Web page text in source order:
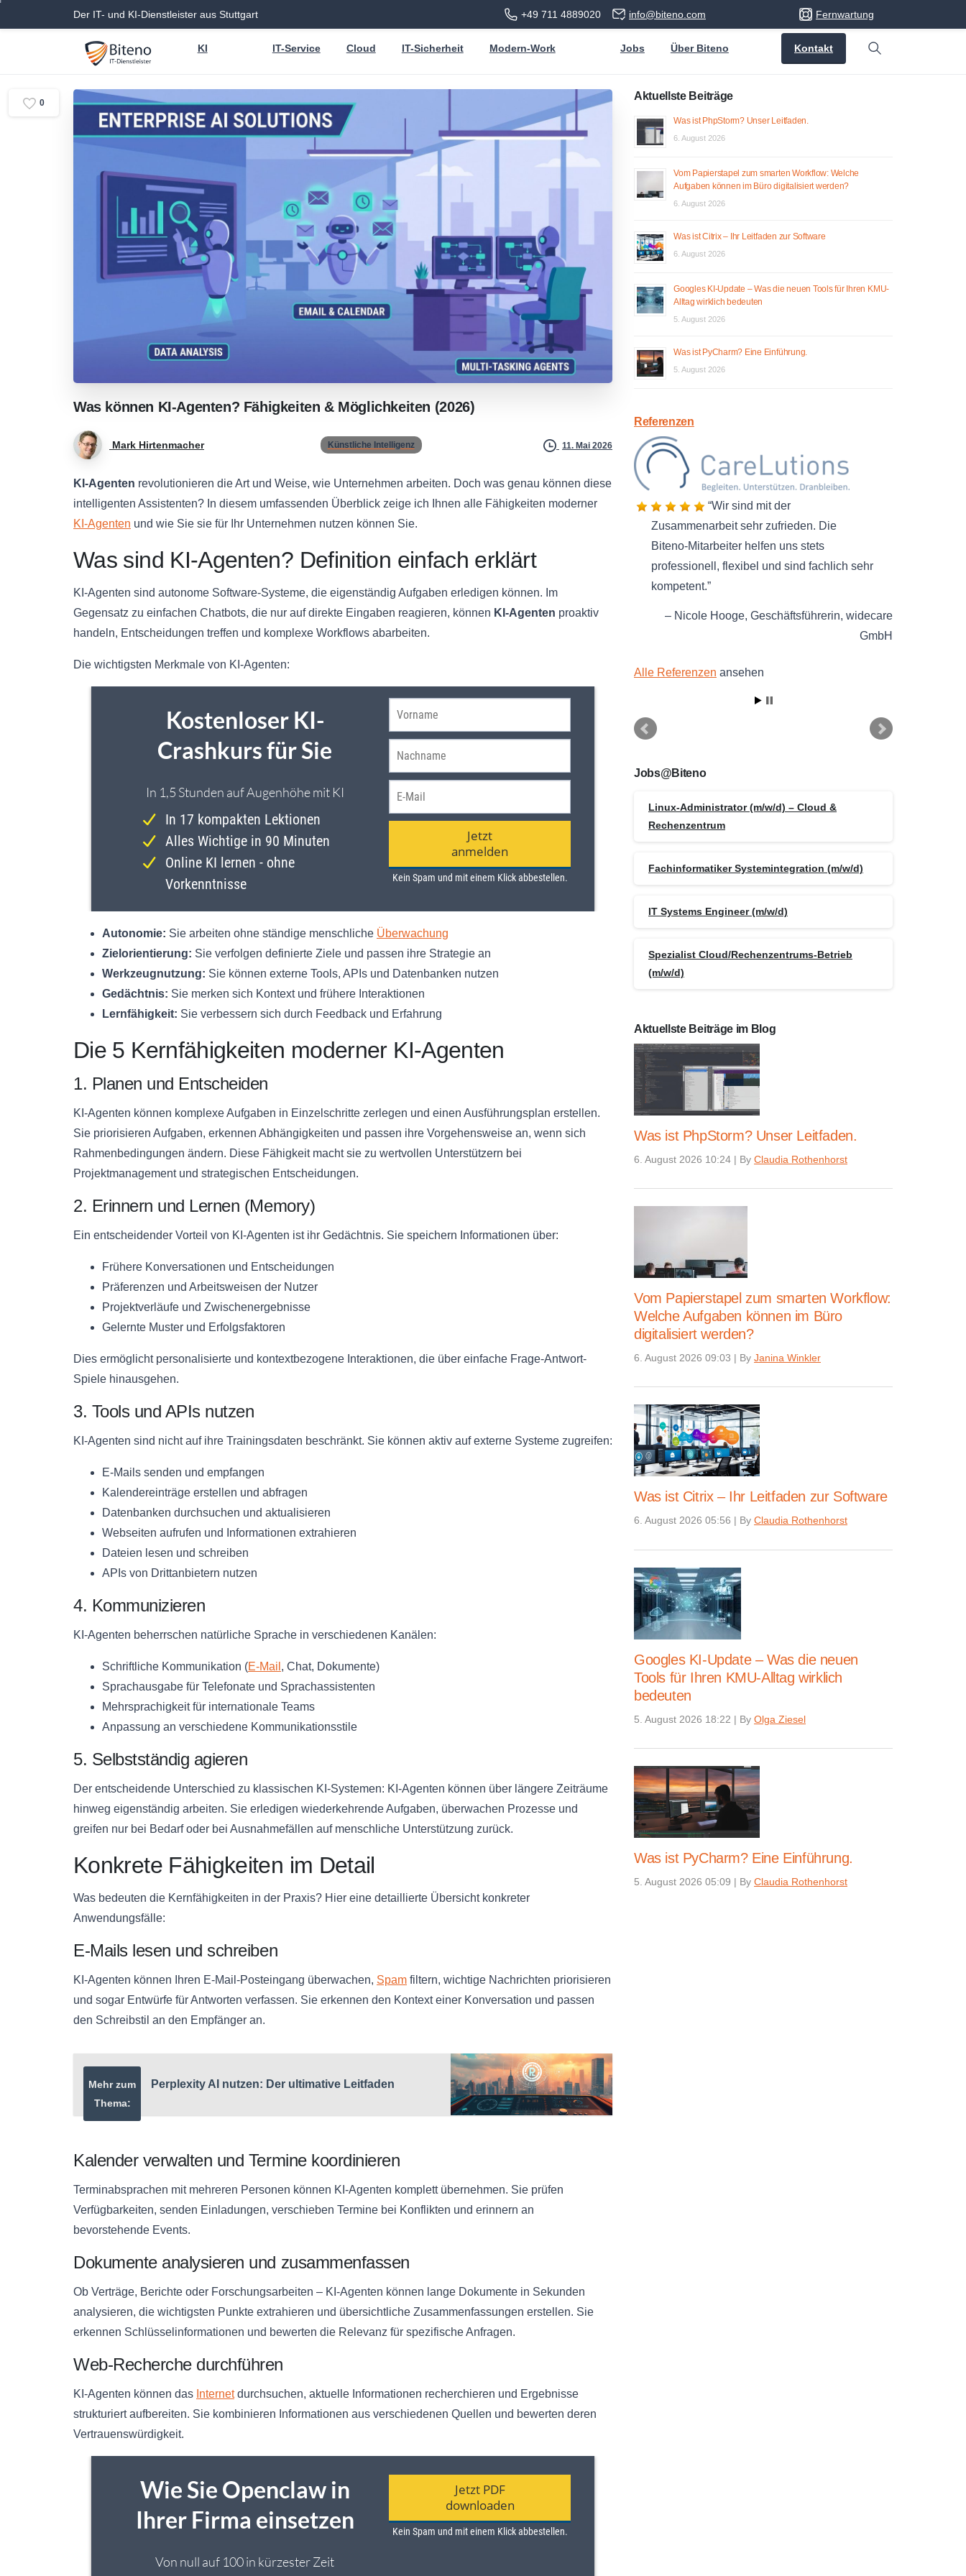
Der IT- und KI-Dienstleister aus Stuttgart +49 711 4889020 info@biteno.com Fernwartung
KI IT-Service Cloud IT-Sicherheit Modern-Work Jobs Über Biteno Kontakt
Search
Was können KI-Agenten? Fähigkeiten & Möglichkeiten (2026)
Mark Hirtenmacher Künstliche Intelligenz 11. Mai 2026
KI-Agenten revolutionieren die Art und Weise, wie Unternehmen arbeiten. Doch was genau können diese
intelligenten Assistenten? In diesem umfassenden Überblick zeige ich Ihnen alle Fähigkeiten moderner
KI-Agenten und wie Sie sie für Ihr Unternehmen nutzen können Sie.
Was sind KI-Agenten? Definition einfach erklärt
KI-Agenten sind autonome Software-Systeme, die eigenständig Aufgaben erledigen können. Im
Gegensatz zu einfachen Chatbots, die nur auf direkte Eingaben reagieren, können KI-Agenten proaktiv
handeln, Entscheidungen treffen und komplexe Workflows abarbeiten.
Die wichtigsten Merkmale von KI-Agenten:
Autonomie: Sie arbeiten ohne ständige menschliche Überwachung
Zielorientierung: Sie verfolgen definierte Ziele und passen ihre Strategie an
Werkzeugnutzung: Sie können externe Tools, APIs und Datenbanken nutzen
Gedächtnis: Sie merken sich Kontext und frühere Interaktionen
Lernfähigkeit: Sie verbessern sich durch Feedback und Erfahrung
Die 5 Kernfähigkeiten moderner KI-Agenten
1. Planen und Entscheiden
KI-Agenten können komplexe Aufgaben in Einzelschritte zerlegen und einen Ausführungsplan erstellen.
Sie priorisieren Aufgaben, erkennen Abhängigkeiten und passen ihre Vorgehensweise an, wenn sich
Rahmenbedingungen ändern. Diese Fähigkeit macht sie zu wertvollen Unterstützern bei
Projektmanagement und strategischen Entscheidungen.
2. Erinnern und Lernen (Memory)
Ein entscheidender Vorteil von KI-Agenten ist ihr Gedächtnis. Sie speichern Informationen über:
Frühere Konversationen und Entscheidungen
Präferenzen und Arbeitsweisen der Nutzer
Projektverläufe und Zwischenergebnisse
Gelernte Muster und Erfolgsfaktoren
Dies ermöglicht personalisierte und kontextbezogene Interaktionen, die über einfache Frage-Antwort-
Spiele hinausgehen.
3. Tools und APIs nutzen
KI-Agenten sind nicht auf ihre Trainingsdaten beschränkt. Sie können aktiv auf externe Systeme zugreifen:
E-Mails senden und empfangen
Kalendereinträge erstellen und abfragen
Datenbanken durchsuchen und aktualisieren
Webseiten aufrufen und Informationen extrahieren
Dateien lesen und schreiben
APIs von Drittanbietern nutzen
4. Kommunizieren
KI-Agenten beherrschen natürliche Sprache in verschiedenen Kanälen:
Schriftliche Kommunikation (E-Mail , Chat, Dokumente)
Sprachausgabe für Telefonate und Sprachassistenten
Mehrsprachigkeit für internationale Teams
Anpassung an verschiedene Kommunikationsstile
5. Selbstständig agieren
Der entscheidende Unterschied zu klassischen KI-Systemen: KI-Agenten können über längere Zeiträume
hinweg eigenständig arbeiten. Sie erledigen wiederkehrende Aufgaben, überwachen Prozesse und
greifen nur bei Bedarf oder bei Ausnahmefällen auf menschliche Unterstützung zurück.
Konkrete Fähigkeiten im Detail
Was bedeuten die Kernfähigkeiten in der Praxis? Hier eine detaillierte Übersicht konkreter
Anwendungsfälle:
E-Mails lesen und schreiben
KI-Agenten können Ihren E-Mail-Posteingang überwachen, Spam filtern, wichtige Nachrichten priorisieren
und sogar Entwürfe für Antworten verfassen. Sie erkennen den Kontext einer Konversation und passen
den Schreibstil an den Empfänger an.
Mehr zum
Thema:
Perplexity AI nutzen: Der ultimative Leitfaden
Kalender verwalten und Termine koordinieren
Terminabsprachen mit mehreren Personen können KI-Agenten komplett übernehmen. Sie prüfen
Verfügbarkeiten, senden Einladungen, verschieben Termine bei Konflikten und erinnern an
bevorstehende Events.
Dokumente analysieren und zusammenfassen
Ob Verträge, Berichte oder Forschungsarbeiten – KI-Agenten können lange Dokumente in Sekunden
analysieren, die wichtigsten Punkte extrahieren und übersichtliche Zusammenfassungen erstellen. Sie
erkennen Schlüsselinformationen und bewerten die Relevanz für spezifische Anfragen.
Web-Recherche durchführen
KI-Agenten können das Internetdurchsuchen, aktuelle Informationen recherchieren und Ergebnisse
strukturiert aufbereiten. Sie kombinieren Informationen aus verschiedenen Quellen und bewerten deren
Vertrauenswürdigkeit.
0
Aktuellste Beiträge
Was ist PhpStorm? Unser Leitfaden.
6. August 2026
Vom Papierstapel zum smarten Workflow: Welche
Aufgaben können im Büro digitalisiert werden?
6. August 2026
Was ist Citrix – Ihr Leitfaden zur Software
6. August 2026
Googles KI-Update – Was die neuen Tools für Ihren KMU-
Alltag wirklich bedeuten
5. August 2026
Was ist PyCharm? Eine Einführung.
5. August 2026
Referenzen
Wir sind mit der
Zusammenarbeit sehr zufrieden. Die
Biteno-Mitarbeiter helfen uns stets
professionell, flexibel und sind fachlich sehr
kompetent.
Nicole Hooge Geschäftsführerin widecare
GmbH
Alle Referenzen ansehen
Jobs@Biteno
Linux-Administrator (m/w/d) – Cloud &
Rechenzentrum
Fachinformatiker Systemintegration (m/w/d)
IT Systems Engineer (m/w/d)
Spezialist Cloud/Rechenzentrums-Betrieb
(m/w/d)
Aktuellste Beiträge im Blog
Was ist PhpStorm? Unser Leitfaden.
6. August 2026 10:24 | By Claudia Rothenhorst
Vom Papierstapel zum smarten Workflow:
Welche Aufgaben können im Büro
digitalisiert werden?
6. August 2026 09:03 | By Janina Winkler
Was ist Citrix – Ihr Leitfaden zur Software
6. August 2026 05:56 | By Claudia Rothenhorst
Googles KI-Update – Was die neuen
Tools für Ihren KMU-Alltag wirklich
bedeuten
5. August 2026 18:22 | By Olga Ziesel
Was ist PyCharm? Eine Einführung.
5. August 2026 05:09 | By Claudia Rothenhorst